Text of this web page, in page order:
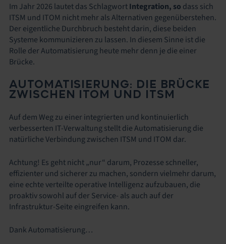
Im Jahr 2026 lautet das SchlagwortIntegration, so dass sich
ITSM und ITOM nicht mehr als Alternativen gegenüberstehen.
Der eigentliche Durchbruch besteht darin, diese beiden
Systeme kommunizieren zu lassen. In diesem Sinne ist die
Rolle der Automatisierung heute mehr denn je die einer
Brücke.
AUTOMATISIERUNG: DIE BRÜCKE
ZWISCHEN ITOM UND ITSM
Auf dem Weg zu einer integrierten und kontinuierlich
verbesserten IT-Verwaltung stellt die Automatisierung die
natürliche Verbindung zwischen ITSM und ITOM dar.
Achtung! Es geht nicht „nur“ darum, Prozesse schneller,
effizienter und sicherer zu machen, sondern vielmehr darum,
eine echte verteilte operative Intelligenz aufzubauen, die
proaktiv sowohl auf der Service- als auch auf der
Infrastruktur-Seite eingreifen kann.
Dank Automatisierung…